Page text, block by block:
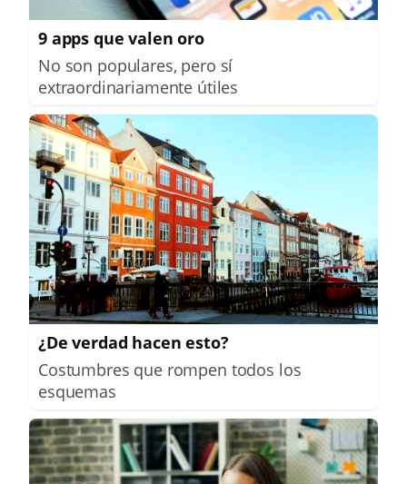
9 apps que valen oro
No son populares, pero sí
extraordinariamente útiles
¿De verdad hacen esto?
Costumbres que rompen todos los
esquemas